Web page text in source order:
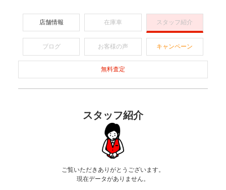
店舗情報 在庫車 スタッフ紹介
ブログ お客様の声 キャンペーン
無料査定
スタッフ紹介
ご覧いただきありがとうございます。
現在データがありません。